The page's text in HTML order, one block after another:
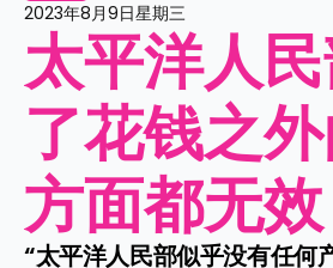
2023年8月9日星期三
太平洋人
了花钱之
方面都无效
“太平洋人民部似乎没有任何